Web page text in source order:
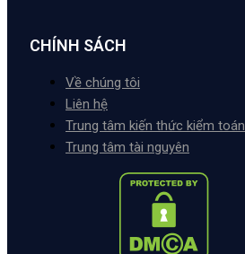
CHÍNH SÁCH
Về chúng tôi
Liên hệ
Trung tâm kiến thức kiểm toán
Trung tâm tài nguyên